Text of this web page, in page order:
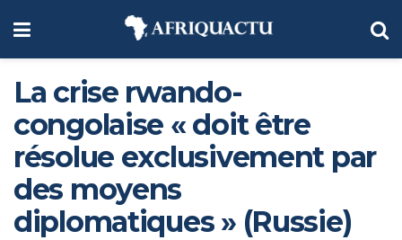
La crise rwando-
congolaise « doit être
résolue exclusivement par
des moyens
diplomatiques » (Russie)